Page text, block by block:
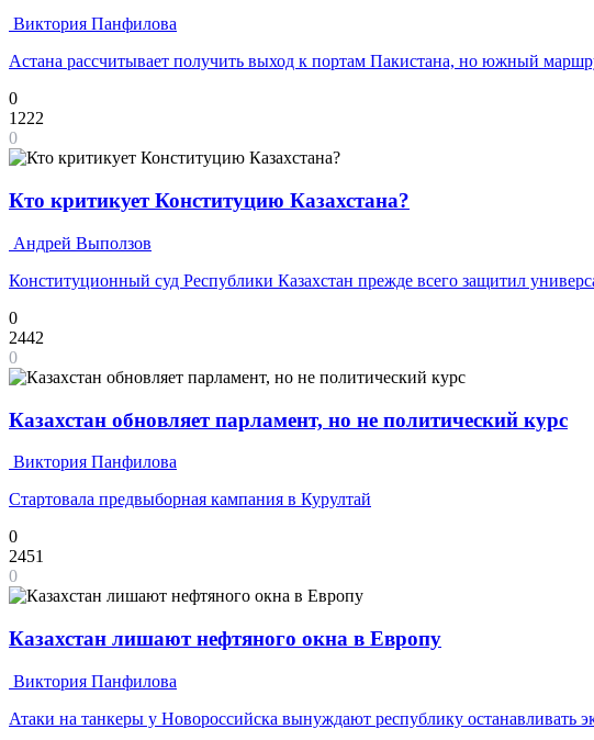
Виктория Панфилова
Астана рассчитывает получить выход к портам Пакистана, но южный
0
1222
0
Кто критикует Конституцию Казахстана?
Андрей Выползов
Конституционный суд Республики Казахстан прежде всего защитил
0
2442
0
Казахстан обновляет парламент, но не политический курс
Виктория Панфилова
Стартовала предвыборная кампания в Курултай
0
2451
0
Казахстан лишают нефтяного окна в Европу
Виктория Панфилова
Атаки на танкеры у Новороссийска вынуждают республику останавливать